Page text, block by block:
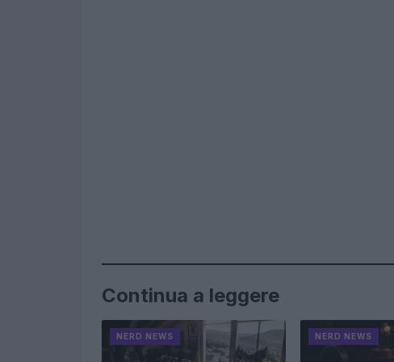
Continua a leggere
NERD NEWS NERD NEWS